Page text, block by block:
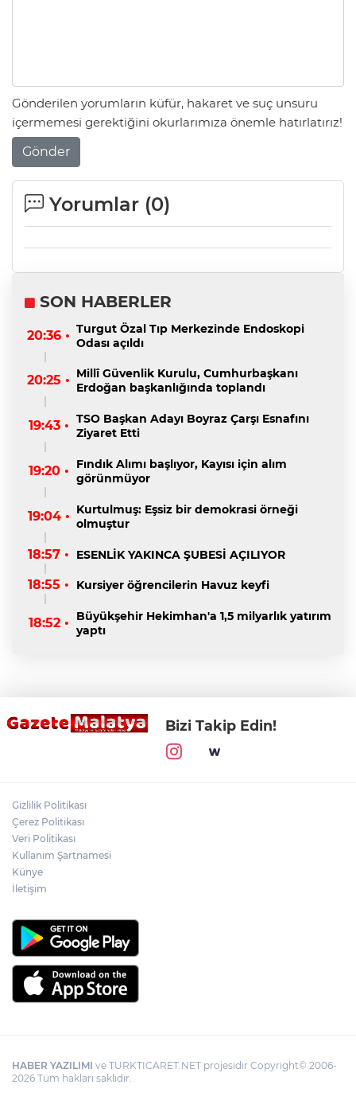
Gönderilen yorumların küfür, hakaret ve suç unsuru
içermemesi gerektiğini okurlarımıza önemle hatırlatırız!
Gönder
Yorumlar (0)
SON HABERLER
20:36 • Turgut Özal Tıp Merkezinde Endoskopi
Odası açıldı
20:25 • Millî Güvenlik Kurulu, Cumhurbaşkanı
Erdoğan başkanlığında toplandı
19:43 • TSO Başkan Adayı Boyraz Çarşı Esnafını
Ziyaret Etti
19:20 •
Fındık Alımı başlıyor, Kayısı için alım
görünmüyor
19:04 • Kurtulmuş: Eşsiz bir demokrasi örneği
olmuştur
18:57 • ESENLİK YAKINCA ŞUBESİ AÇILIYOR
18:55 • Kursiyer öğrencilerin Havuz keyfi
18:52 •
Büyükşehir Hekimhan'a 1,5 milyarlık yatırım
yaptı
Bizi Takip Edin!
Gizlilik Politikası
Çerez Politikası
Veri Politikası
Kullanım Şartnamesi
Künye
İletişim
HABER YAZILIMI ve TURKTICARET.NET projesidir Copyright© 2006-
2026 Tüm hakları saklıdır.